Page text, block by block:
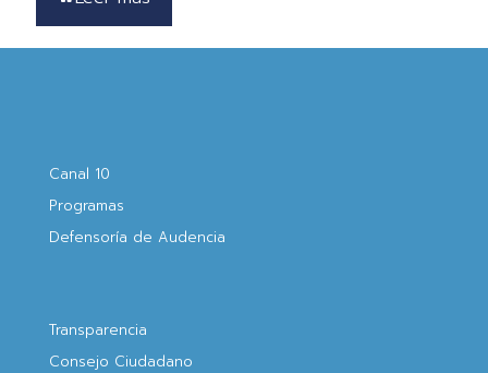
Canal 10
Programas
Defensoría de Audencia
Transparencia
Consejo Ciudadano